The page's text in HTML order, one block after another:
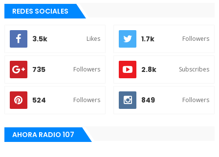
REDES SOCIALES
3.5k Likes 1.7k Followers
735 Followers 2.8k Subscribes
524 Followers 849 Followers
AHORA RADIO 107